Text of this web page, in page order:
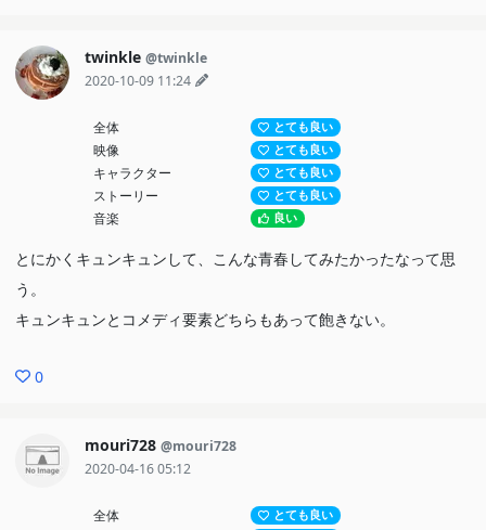
twinkle @twinkle
2020-10-09 11:24
全体 とても良い
映像 とても良い
キャラクター とても良い
ストーリー とても良い
音楽 良い
とにかくキュンキュンして、こんな青春してみたかったなって思
う。
キュンキュンとコメディ要素どちらもあって飽きない。
0
mouri728 @mouri728
2020-04-16 05:12
全体 とても良い